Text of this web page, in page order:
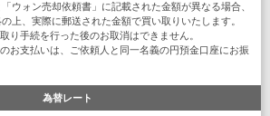
ウォン売却依頼書」に記載された金額が異なる場合、
上、実際に郵送された金額で買い取りいたします。
り手続を行った後のお取消はできません。
お支払いは、ご依頼人と同一名義の円預金口座にお振
為替レート